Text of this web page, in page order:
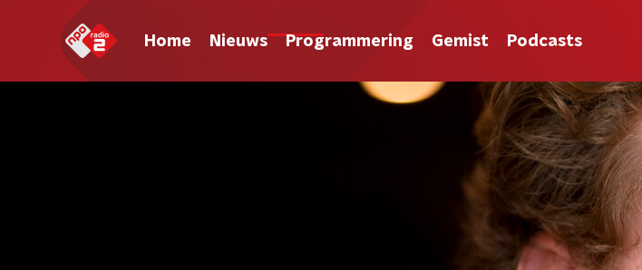
Home Nieuws Programmering Gemist Podcasts